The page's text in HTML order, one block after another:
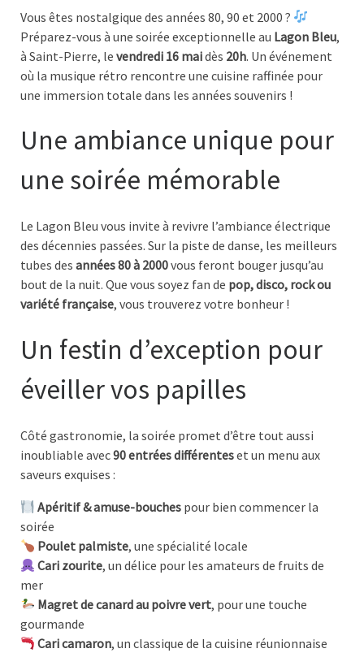
Vous êtes nostalgique des années 80, 90 et 2000 ?
Préparez-vous à une soirée exceptionnelle au Lagon Bleu,
à Saint-Pierre, le vendredi 16 maidès 20h. Un événement
où la musique rétro rencontre une cuisine raffinée pour
une immersion totale dans les années souvenirs !
Une ambiance unique pour
une soirée mémorable
Le Lagon Bleu vous invite à revivre l’ambiance électrique
des décennies passées. Sur la piste de danse, les meilleurs
tubes des années 80 à 2000vous feront bouger jusqu’au
bout de la nuit. Que vous soyez fan de pop, disco, rock ou
variété française, vous trouverez votre bonheur !
Un festin d’exception pour
éveiller vos papilles
Côté gastronomie, la soirée promet d’être tout aussi
inoubliable avec90 entrées différenteset un menu aux
saveurs exquises :
Apéritif & amuse-bouches pour bien commencer la
soirée
Poulet palmiste, une spécialité locale
Cari zourite, un délice pour les amateurs de fruits de
mer
Magret de canard au poivre vert, pour une touche
gourmande
Cari camaron, un classique de la cuisine réunionnaise